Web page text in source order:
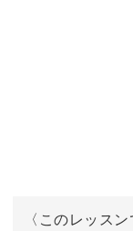
そんな憧れをお
この講座で「木
ア家具制作のコ
使用する木材
〈このレッス